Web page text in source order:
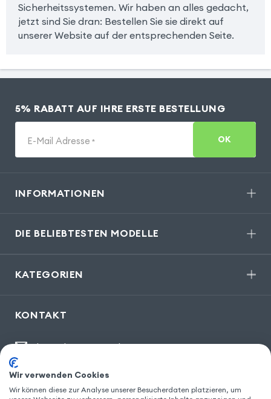
Sicherheitssystemen. Wir haben an alles gedacht,
jetzt sind Sie dran: Bestellen Sie sie direkt auf
unserer Website auf der entsprechenden Seite.
5% RABATT AUF IHRE ERSTE BESTELLUNG
E-Mail Adresse * OK
INFORMATIONEN
DIE BELIEBTESTEN MODELLE
KATEGORIEN
KONTAKT
kontakt@gsm55.de
30, bis rue Girard
Wir verwenden Cookies
Wir können diese zur Analyse unserer Besucherdaten platzieren, um